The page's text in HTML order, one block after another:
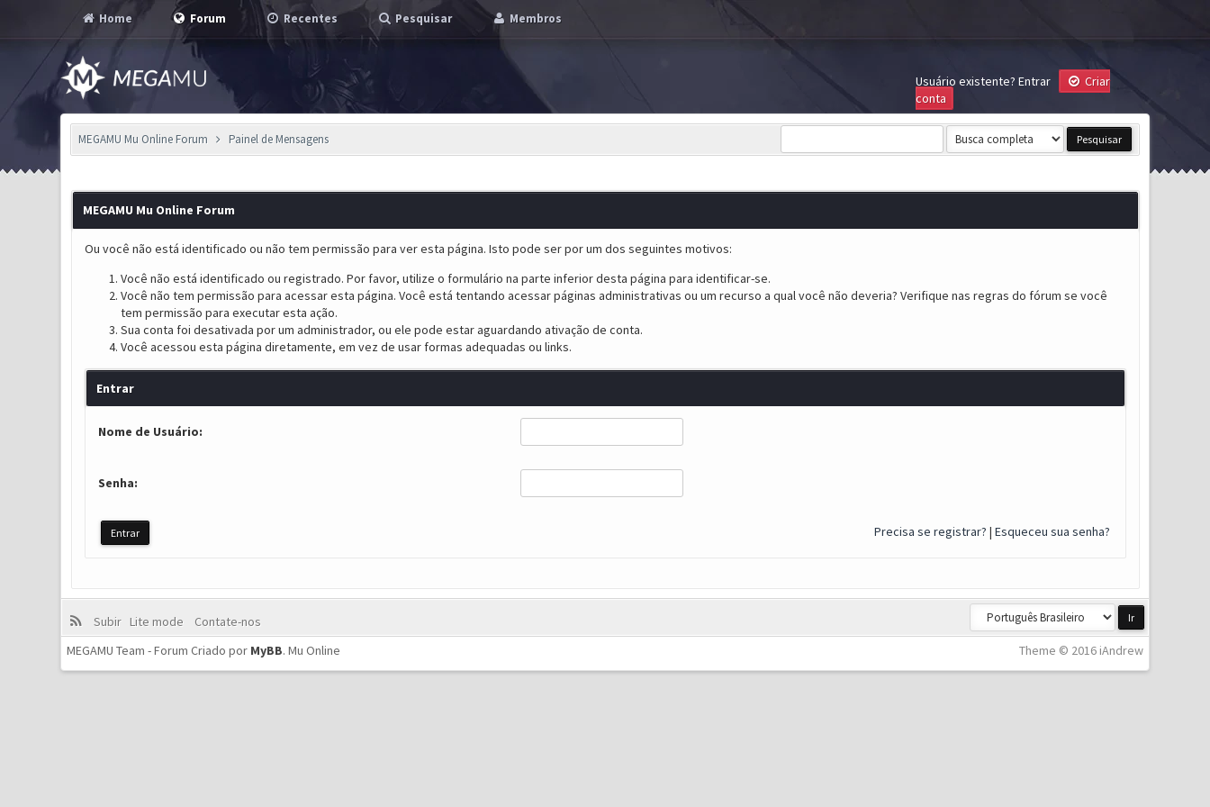
Home Forum Recentes Pesquisar Membros
Usuário existente? Entrar
Criar
conta
MEGAMU Mu Online Forum Painel de Mensagens
MEGAMU Mu Online Forum
Ou você não está identificado ou não tem permissão para ver esta página. Isto pode ser por um dos seguintes motivos:
Você não está identificado ou registrado. Por favor, utilize o formulário na parte inferior desta página para identificar-se.
Você não tem permissão para acessar esta página. Você está tentando acessar páginas administrativas ou um recurso a qual você não deveria? Verifique nas regras do fórum se você
tem permissão para executar esta ação.
Sua conta foi desativada por um administrador, ou ele pode estar aguardando ativação de conta.
Você acessou esta página diretamente, em vez de usar formas adequadas ou links.
Entrar
Nome de Usuário:
Senha:
Precisa se registrar? | Esqueceu sua senha?
Subir Lite mode
Contate-nos
Theme © 2016 iAndrew
MEGAMU Team - Forum Criado por MyBB.Mu Online